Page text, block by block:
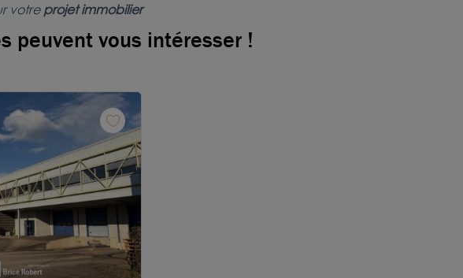
votreprojet immobilier
peuvent vous intéresser !